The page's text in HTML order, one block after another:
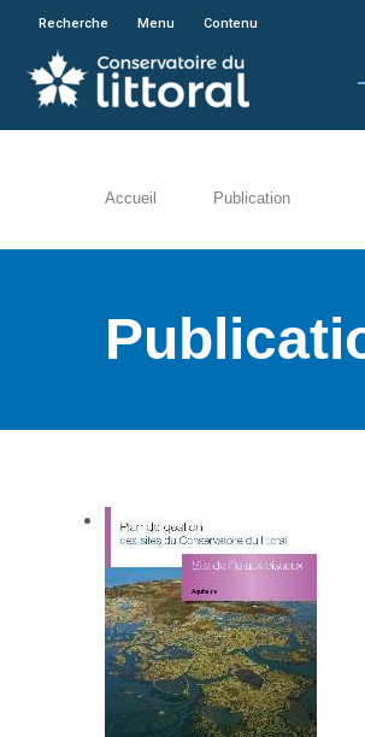
En poursuivant
Recherche Menu Contenu
Accueil Publication